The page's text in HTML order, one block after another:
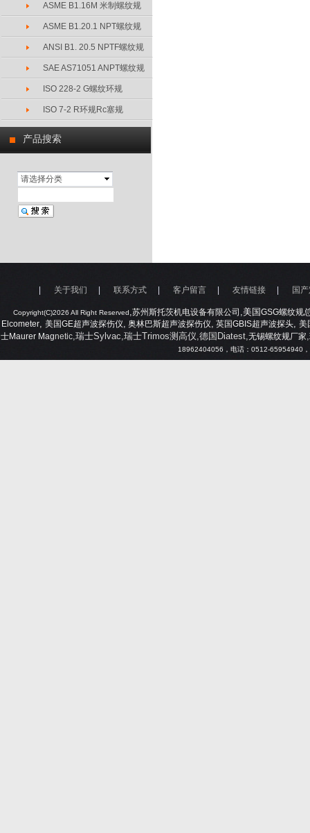
产品搜索
请选择分类
ASME B1.16M 米制螺纹规
ASME B1.20.1 NPT螺纹规
ANSI B1. 20.5 NPTF螺纹规
SAE AS71051 ANPT螺纹规
ISO 228-2 G螺纹环规
ISO 7-2 R环规Rc塞规
Copyright(C)2026 All Right Reserved,苏州斯托茨机电设备有限公司 ,美国GSG螺纹规
Elcometer,美国GE超声波探伤仪, 奥林巴斯超声波探伤仪, 英国GBIS超声波探头,美
士Maurer Magnetic,瑞士Sylvac,瑞士Trimos测高仪,德国Diatest,无锡螺纹规厂家,
18962404056 ，电话： 0512-65954940
关于我们 联系方式 客户留言 友情链接 国